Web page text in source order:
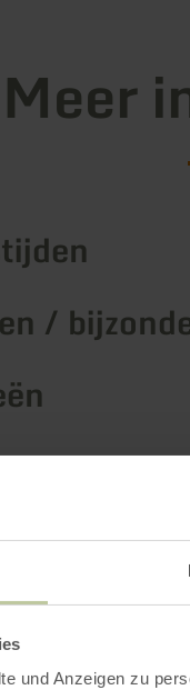
und Anzeigen zu
Meer
/